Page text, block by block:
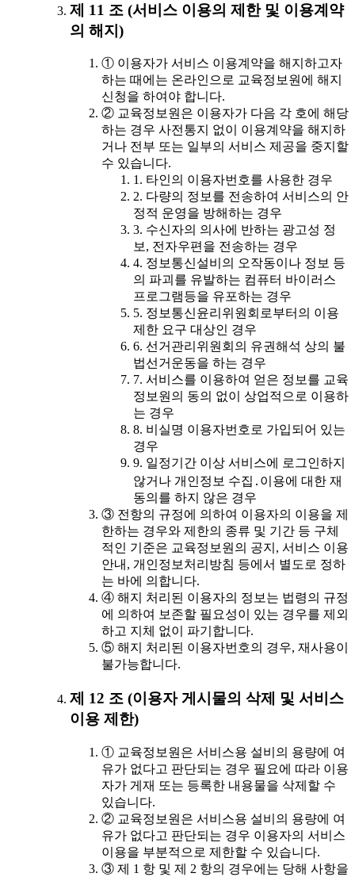
제 11 조 (서비스 이용의 제한 및 이용계약
의 해지)
① 이용자가 서비스 이용계약을 해지하고자
하는 때에는 온라인으로 교육정보원에 해지
신청을 하여야 합니다.
② 교육정보원은 이용자가 다음 각 호에 해당
하는 경우 사전통지 없이 이용계약을 해지하
거나 전부 또는 일부의 서비스 제공을 중지할
수 있습니다.
1. 타인의 이용자번호를 사용한 경우
2. 다량의 정보를 전송하여 서비스의 안
정적 운영을 방해하는 경우
3. 수신자의 의사에 반하는 광고성 정
보, 전자우편을 전송하는 경우
4. 정보통신설비의 오작동이나 정보 등
의 파괴를 유발하는 컴퓨터 바이러스
프로그램등을 유포하는 경우
5. 정보통신윤리위원회로부터의 이용
제한 요구 대상인 경우
6. 선거관리위원회의 유권해석 상의 불
법선거운동을 하는 경우
7. 서비스를 이용하여 얻은 정보를 교육
정보원의 동의 없이 상업적으로 이용하
는 경우
8. 비실명 이용자번호로 가입되어 있는
경우
9. 일정기간 이상 서비스에 로그인하지
않거나 개인정보 수집․이용에 대한 재
동의를 하지 않은 경우
③ 전항의 규정에 의하여 이용자의 이용을 제
한하는 경우와 제한의 종류 및 기간 등 구체
적인 기준은 교육정보원의 공지, 서비스 이용
안내, 개인정보처리방침 등에서 별도로 정하
는 바에 의합니다.
④ 해지 처리된 이용자의 정보는 법령의 규정
에 의하여 보존할 필요성이 있는 경우를 제외
하고 지체 없이 파기합니다.
⑤ 해지 처리된 이용자번호의 경우, 재사용이
불가능합니다.
제 12 조 (이용자 게시물의 삭제 및 서비스
이용 제한)
① 교육정보원은 서비스용 설비의 용량에 여
유가 없다고 판단되는 경우 필요에 따라 이용
자가 게재 또는 등록한 내용물을 삭제할 수
있습니다.
② 교육정보원은 서비스용 설비의 용량에 여
유가 없다고 판단되는 경우 이용자의 서비스
이용을 부분적으로 제한할 수 있습니다.
③ 제 1 항 및 제 2 항의 경우에는 당해 사항을